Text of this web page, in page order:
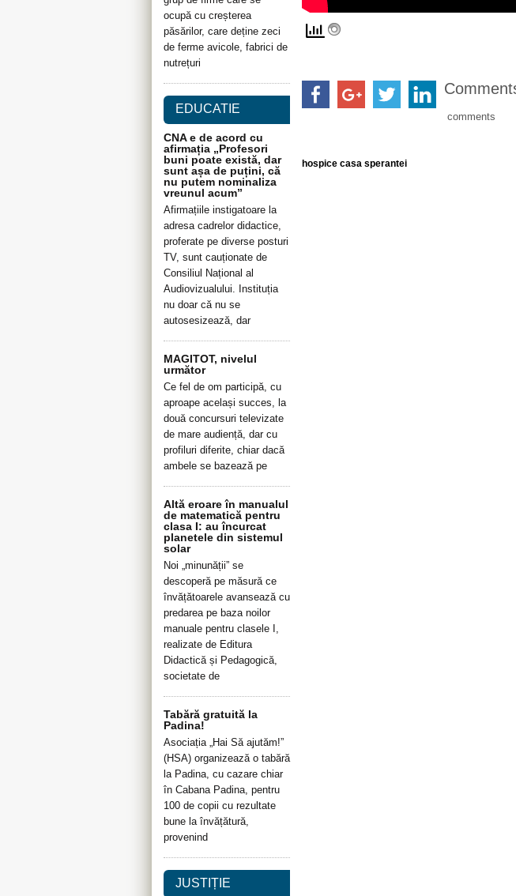
comments
hospice casa sperantei
ocupă cu creșterea
păsărilor, care deține zeci
de ferme avicole, fabrici de
nutrețuri
EDUCATIE
CNA e de acord cu
afirmația „Profesori
buni poate există, dar
sunt așa de puțini, că
nu putem nominaliza
vreunul acum”
Afirmațiile instigatoare la
adresa cadrelor didactice,
proferate pe diverse posturi
TV, sunt cauționate de
Consiliul Național al
Audiovizualului. Instituția
nu doar că nu se
autosesizează, dar
MAGITOT, nivelul
următor
Ce fel de om participă, cu
aproape același succes, la
două concursuri televizate
de mare audiență, dar cu
profiluri diferite, chiar dacă
ambele se bazează pe
Altă eroare în manualul
de matematică pentru
clasa I: au încurcat
planetele din sistemul
solar
Noi „minunății” se
descoperă pe măsură ce
învățătoarele avansează cu
predarea pe baza noilor
manuale pentru clasele I,
realizate de Editura
Didactică și Pedagogică,
societate de
Tabără gratuită la
Padina!
Asociația „Hai Să ajutăm!”
(HSA) organizează o tabără
la Padina, cu cazare chiar
în Cabana Padina, pentru
100 de copii cu rezultate
bune la învățătură,
provenind
JUSTIȚIE